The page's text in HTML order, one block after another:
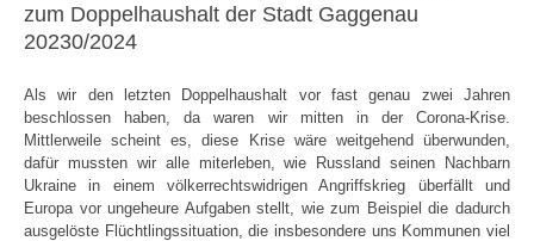
zum Doppelhaushalt der Stadt Gaggenau
20230/2024
Als wir den letzten Doppelhaushalt vor fast genau zwei Jahren
beschlossen haben, da waren wir mitten in der Corona-Krise.
Mittlerweile scheint es, diese Krise wäre weitgehend überwunden,
dafür mussten wir alle miterleben, wie Russland seinen Nachbarn
Ukraine in einem völkerrechtswidrigen Angriffskrieg überfällt und
Europa vor ungeheure Aufgaben stellt, wie zum Beispiel die dadurch
ausgelöste Flüchtlingssituation, die insbesondere uns Kommunen viel